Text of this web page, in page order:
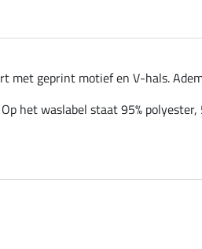
met geprint motief en V-hals.
Op het waslabel staat 95% polyester,